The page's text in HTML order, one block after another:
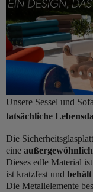
Unsere Sessel und
tatsächliche
Die
eine
Dieses edle Material
ist kratzfest und
Die Metallelemente